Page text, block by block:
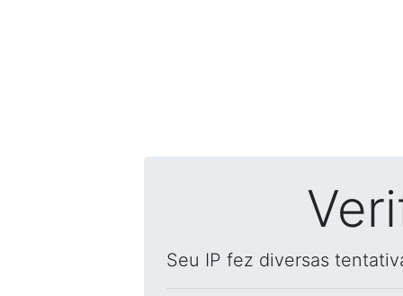
Seu IP fez diversas